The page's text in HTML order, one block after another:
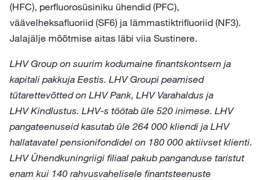
(HFC), perfluorosüsiniku ühendid (PFC),
väävelheksafluoriid (SF6) ja lämmastiktrifluoriid (NF3).
Jalajälje mõõtmise aitas läbi viia Sustinere.
LHV Group on suurim kodumaine finantskontsern ja
kapitali pakkuja Eestis. LHV Groupi peamised
tütarettevõtted on LHV Pank, LHV Varahaldus ja
LHV Kindlustus. LHV-s töötab üle 520 inimese. LHV
pangateenuseid kasutab üle 264 000 kliendi ja LHV
hallatavatel pensionifondidel on 180 000 aktiivset klienti.
LHV Ühendkuningriigi filiaal pakub panganduse taristut
enam kui 140 rahvusvahelisele finantsteenuste